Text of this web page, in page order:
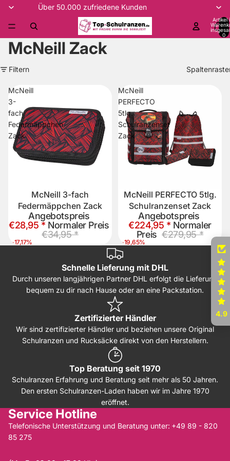
Über 50.000 zufriedene Kunden
Artikel
0
McNeill Zack
Filtern
McNeill
3-
fach
Federmäppchen
Zack
McNeill 3-fach
Federmäppchen Zack
Angebotspreis
€28,95 * Normaler Preis
€34,95 *
-17,17%
McNeill
PERFECTO
5tlg.
Schulranzenset
Zack
Sale
McNeill PERFECTO 5tlg.
Schulranzenset Zack
Angebotspreis
€224,95 * Normaler
Preis €279,95 *
-19,65%
Schnelle Lieferung mit DHL
Durch unseren langjährigen Partner DHL erfolgt die Lieferung
bequem zu dir nach Hause oder an eine Packstation.
Zertifizierter Händler
Wir sind zertifizierter Händler und beziehen unsere Original
Schulranzen und Rucksäcke direkt von den Herstellern.
Top Beratung seit 1970
Schulranzen Erfahrung und Beratung seit mehr als 50 Jahren.
Den ersten Schulranzen-Laden haben wir im Jahre 1970
eröffnet.
Service Hotline
Telefonische Unterstützung und Beratung unter: +49 89 - 820
85 275
4.9